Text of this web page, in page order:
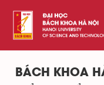
BÁCH KHOA